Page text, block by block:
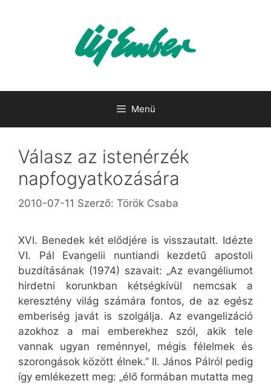
Menü
Válasz az istenérzék
napfogyatkozására
2010-07-11 Szerző: Török Csaba
XVI. Benedek két elődjére is visszautalt. Idézte
VI. Pál Evangelii nuntiandi kezdetű apostoli
buzdításának (1974) szavait: „Az evangéliumot
hirdetni korunkban kétségkívül nemcsak a
keresztény világ számára fontos, de az egész
emberiség javát is szolgálja. Az evangelizáció
azokhoz a mai emberekhez szól, akik tele
vannak ugyan reménnyel, mégis félelmek és
szorongások között élnek.” II. János Pálról pedig
így emlékezett meg: „élő formában mutatta meg